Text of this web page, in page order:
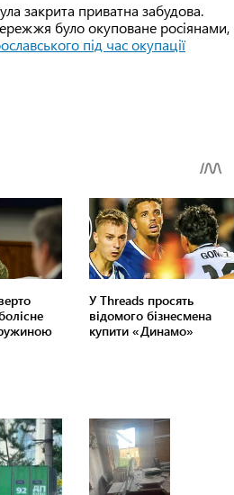
закрита приватна забудова.
було окуповане росіянами,
під час окупації